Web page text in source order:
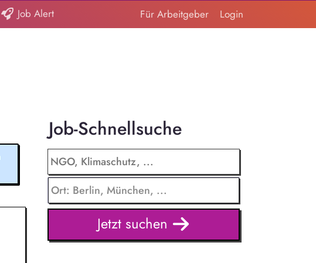
Job Alert Für Arbeitgeber Login
Job-Schnellsuche
Jetzt suchen